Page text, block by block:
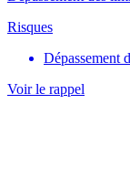
Risques
Dépassement
Voir le rappel